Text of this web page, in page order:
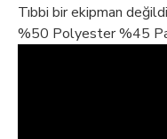
Tıbbi bir ekipman
%50 Polyester %45